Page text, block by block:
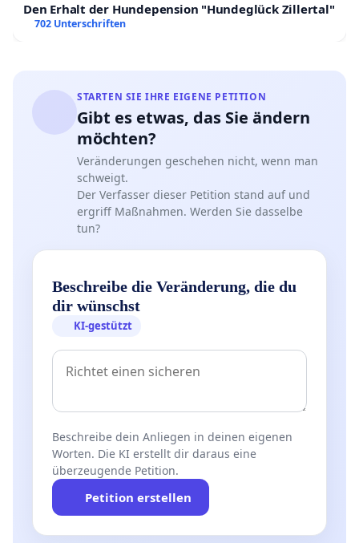
Den Erhalt der Hundepension "Hundeglück Zillertal"
702 Unterschriften
STARTEN SIE IHRE EIGENE PETITION
Gibt es etwas, das Sie ändern
möchten?
Veränderungen geschehen nicht, wenn man
schweigt.
Der Verfasser dieser Petition stand auf und
ergriff Maßnahmen. Werden Sie dasselbe
tun?
Beschreibe die Veränderung, die du
dir wünschst
KI-gestützt
Beschreibe dein Anliegen in deinen eigenen
Worten. Die KI erstellt dir daraus eine
überzeugende Petition.
Petition erstellen